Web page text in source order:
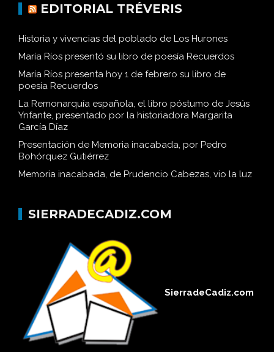
EDITORIAL TRÉVERIS
Historia y vivencias del poblado de Los Hurones
María Ríos presentó su libro de poesía Recuerdos
María Ríos presenta hoy 1 de febrero su libro de
poesía Recuerdos
La Remonarquía española, el libro póstumo de Jesús
Ynfante, presentado por la historiadora Margarita
García Díaz
Presentación de Memoria inacabada, por Pedro
Bohórquez Gutiérrez
Memoria inacabada, de Prudencio Cabezas, vio la luz
SIERRADECADIZ.COM
SierradeCadiz.com